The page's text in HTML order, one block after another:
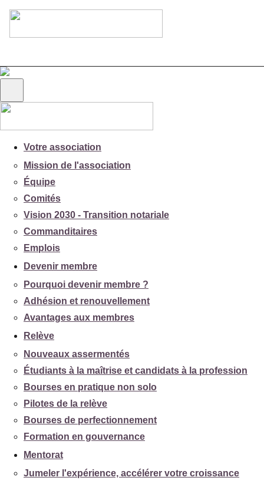
Votre association
Mission de l'association
Équipe
Comités
Vision 2030 - Transition notariale
Commanditaires
Emplois
Devenir membre
Pourquoi devenir membre ?
Adhésion et renouvellement
Avantages aux membres
Relève
Nouveaux assermentés
Étudiants à la maîtrise et candidats à la profession
Bourses en pratique non solo
Pilotes de la relève
Bourses de perfectionnement
Formation en gouvernance
Mentorat
Jumeler l'expérience, accélérer votre croissance